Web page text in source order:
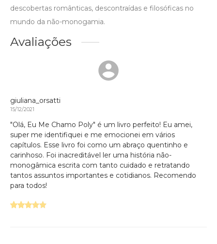
descobertas românticas, descontraídas e filosóficas no
mundo da não-monogamia.
Avaliações
giuliana_orsatti
15/12/2021
"Olá, Eu Me Chamo Poly" é um livro perfeito! Eu amei,
super me identifiquei e me emocionei em vários
capítulos. Esse livro foi como um abraço quentinho e
carinhoso. Foi inacreditável ler uma história não-
monogâmica escrita com tanto cuidado e retratando
tantos assuntos importantes e cotidianos. Recomendo
para todos!